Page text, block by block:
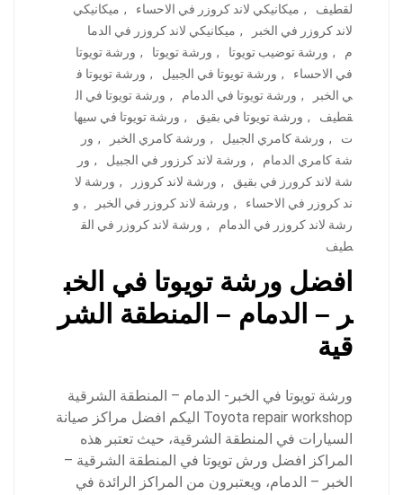
لقطيف
, ميكانيكي لاند كروزر في الاحساء , ميكانيكي
لاند كروزر في الخبر
, ميكانيكي لاند كروزر في الدما
م
, ورشة توضيب تويوتا , ورشة تويوتا , ورشة تويوتا
في الاحساء
, ورشة تويوتا في الجبيل , ورشة تويوتا ف
ي الخبر
, ورشة تويوتا في الدمام , ورشة تويوتا في ال
قطيف
, ورشة تويوتا في بقيق , ورشة تويوتا في سيها
ت
, ورشة كامري الجبيل , ورشة كامري الخبر , ور
شة كامري الدمام
, ورشة لاند كرزور في الجبيل , ور
شة لاند كرورز في بقيق
, ورشة لاند كروزر , ورشة لا
ند كروزر في الاحساء
, ورشة لاند كروزر في الخبر , و
رشة لاند كروزر في الدمام
, ورشة لاند كروزر في الق
طيف
افضل ورشة تويوتا في الخب
ر – الدمام – المنطقة الشر
قية
ورشة تويوتا في الخبر- الدمام – المنطقة الشرقية
Toyota repair workshop اليكم افضل مراكز صيانة
السيارات في المنطقة الشرقية، حيث تعتبر هذه
المراكز افضل ورش تويوتا في المنطقة الشرقية –
الخبر – الدمام، ويعتبرون من المراكز الرائدة في